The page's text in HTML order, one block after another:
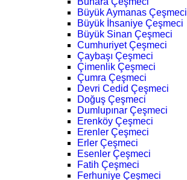
Büyük Aymanas Çeşmeci
Büyük İhsaniye Çeşmeci
Büyük Sinan Çeşmeci
Cumhuriyet Çeşmeci
Çaybaşı Çeşmeci
Çimenlik Çeşmeci
Çumra Çeşmeci
Devri Cedid Çeşmeci
Doğuş Çeşmeci
Dumlupınar Çeşmeci
Erenköy Çeşmeci
Erenler Çeşmeci
Erler Çeşmeci
Esenler Çeşmeci
Fatih Çeşmeci
Ferhuniye Çeşmeci